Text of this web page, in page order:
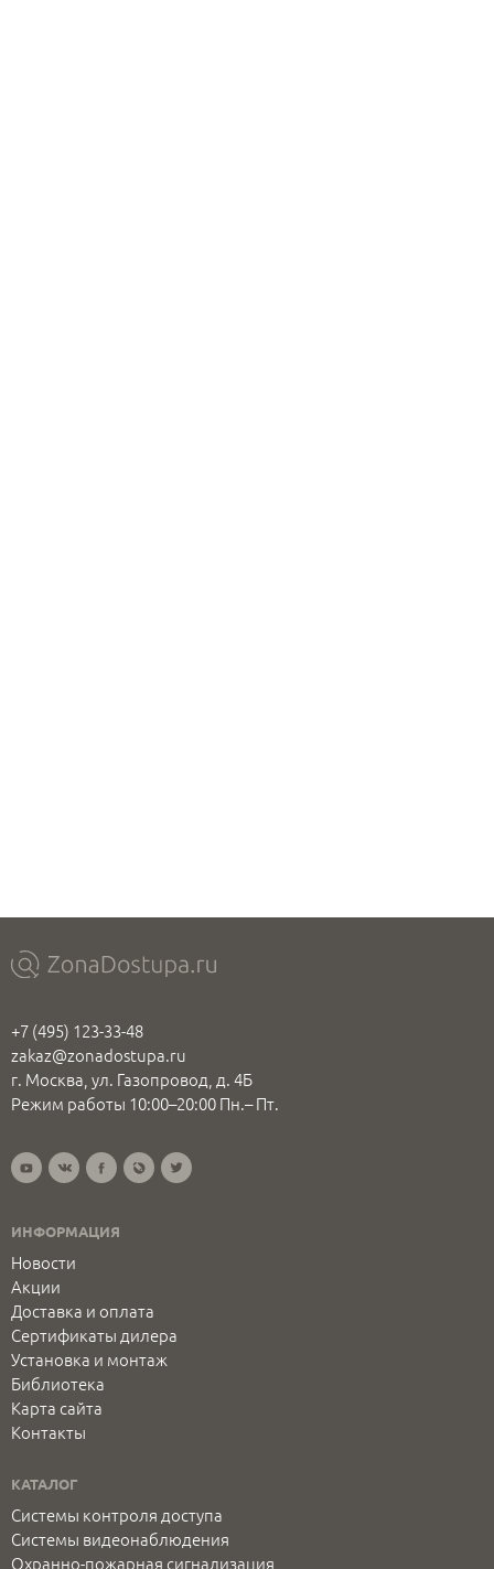
+7 (495) 123-33-48
zakaz@zonadostupa.ru
г. Москва, ул. Газопровод, д. 4Б
Режим работы 10:00–20:00 Пн.– Пт.
ИНФОРМАЦИЯ
Новости
Акции
Доставка и оплата
Сертификаты дилера
Установка и монтаж
Библиотека
Карта сайта
Контакты
КАТАЛОГ
Системы контроля доступа
Системы видеонаблюдения
Охранно-пожарная сигнализация